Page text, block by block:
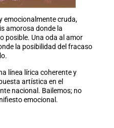
emocionalmente cruda,
amorosa donde la
posible. Una oda al amor
la posibilidad del fracaso
línea lírica coherente y
artística en el
nacional. Bailemos; no
emocional.